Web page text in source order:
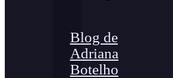
Blog de
Adriana
Botelho